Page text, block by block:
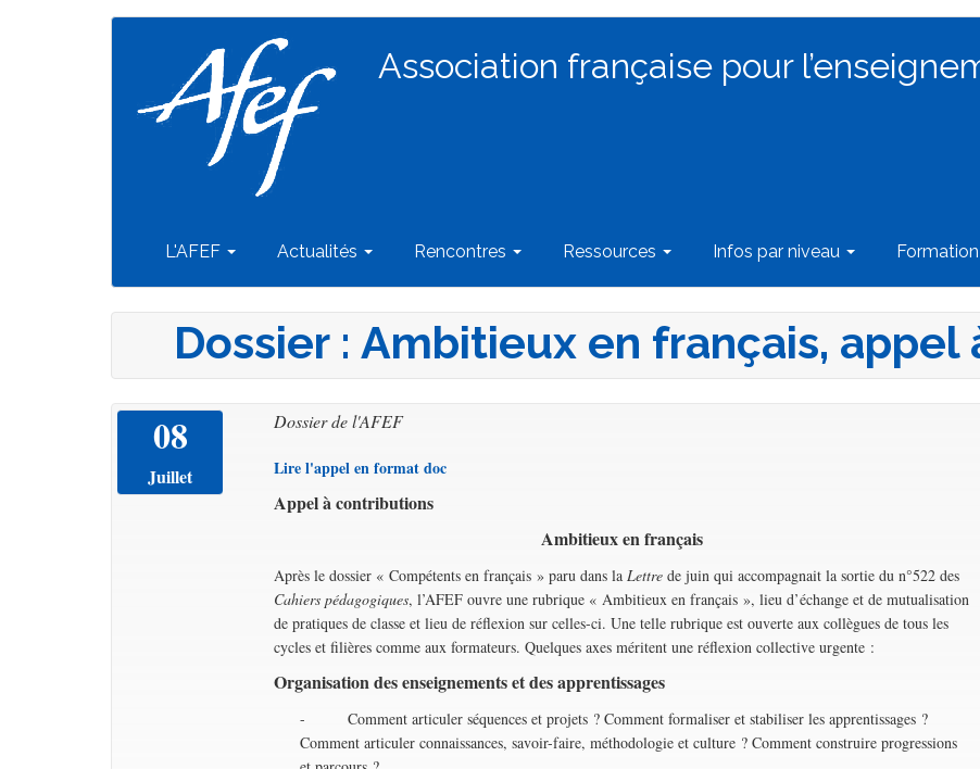
Association française pour
Navigation
principale
L'AFEF Actualités Rencontres Ressources Infos par niveau Formation
Dossier : Ambitieux en français,
08
Juillet
Dossier de l'AFEF
Lire l'appel en format doc
Appel à contributions
Ambitieux en français
Après le dossier « Compétents en français » paru dans laLettrede juin qui accompagnait la sortie du n°522 des
Cahiers pédagogiques, l’AFEF ouvre une rubrique « Ambitieux en français », lieu d’échange et de mutualisation
de pratiques de classe et lieu de réflexion sur celles-ci. Une telle rubrique est ouverte aux collègues de tous les
cycles et filières comme aux formateurs. Quelques axes méritent une réflexion collective urgente :
Organisation des enseignements et des apprentissages
- Comment articuler séquences et projets ? Comment formaliser et stabiliser les apprentissages ?
Comment articuler connaissances, savoir-faire, méthodologie et culture ? Comment construire progressions